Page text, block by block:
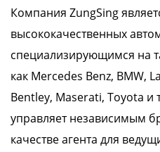
Компания ZungSing
высококачественных
специализирующимся на
как Mercedes Benz, BMW,
Bentley, Maserati, Toyota и
управляет независимым
качестве агента для